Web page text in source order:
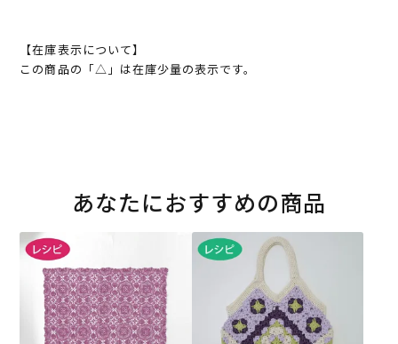
【在庫表示について】
この商品の「△」は在庫少量の表示です。
あなたにおすすめの商品